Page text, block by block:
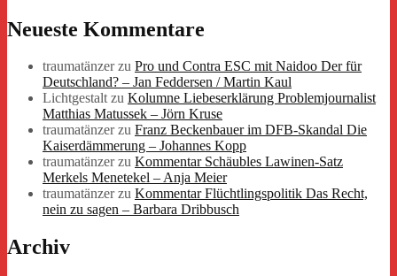
Neueste Kommentare
traumatänzerzu Pro und Contra ESC mit Naidoo Der für
Deutschland? – Jan Feddersen / Martin Kaul
Lichtgestaltzu Kolumne Liebeserklärung Problemjournalist
Matthias Matussek – Jörn Kruse
traumatänzerzu Franz Beckenbauer im DFB-Skandal Die
Kaiserdämmerung – Johannes Kopp
traumatänzerzu Kommentar Schäubles Lawinen-Satz
Merkels Menetekel – Anja Meier
traumatänzerzu Kommentar Flüchtlingspolitik Das Recht,
nein zu sagen – Barbara Dribbusch
Archiv